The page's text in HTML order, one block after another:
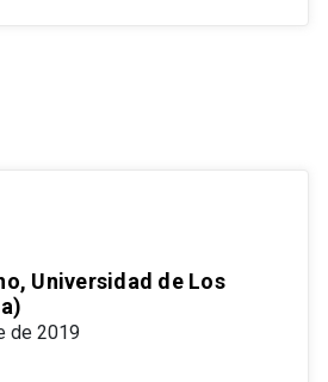
Universidad de Los
de 2019